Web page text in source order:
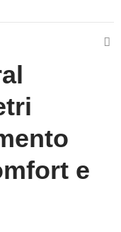
e